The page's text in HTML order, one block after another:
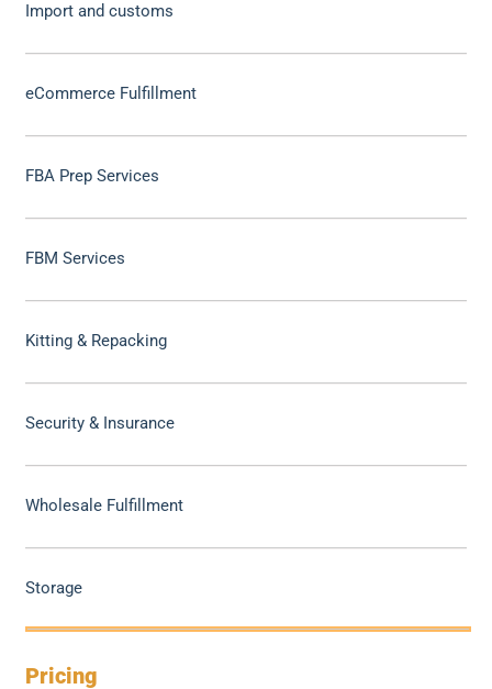
Import and customs
eCommerce Fulfillment
FBA Prep Services
FBM Services
Kitting & Repacking
Security & Insurance
Wholesale Fulfillment
Storage
Pricing